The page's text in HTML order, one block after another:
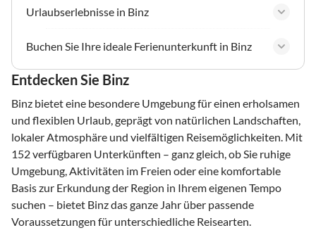
Urlaubserlebnisse in Binz
Buchen Sie Ihre ideale Ferienunterkunft in Binz
Entdecken Sie Binz
Binz bietet eine besondere Umgebung für einen erholsamen
und flexiblen Urlaub, geprägt von natürlichen Landschaften,
lokaler Atmosphäre und vielfältigen Reisemöglichkeiten. Mit
152 verfügbaren Unterkünften – ganz gleich, ob Sie ruhige
Umgebung, Aktivitäten im Freien oder eine komfortable
Basis zur Erkundung der Region in Ihrem eigenen Tempo
suchen – bietet Binz das ganze Jahr über passende
Voraussetzungen für unterschiedliche Reisearten.